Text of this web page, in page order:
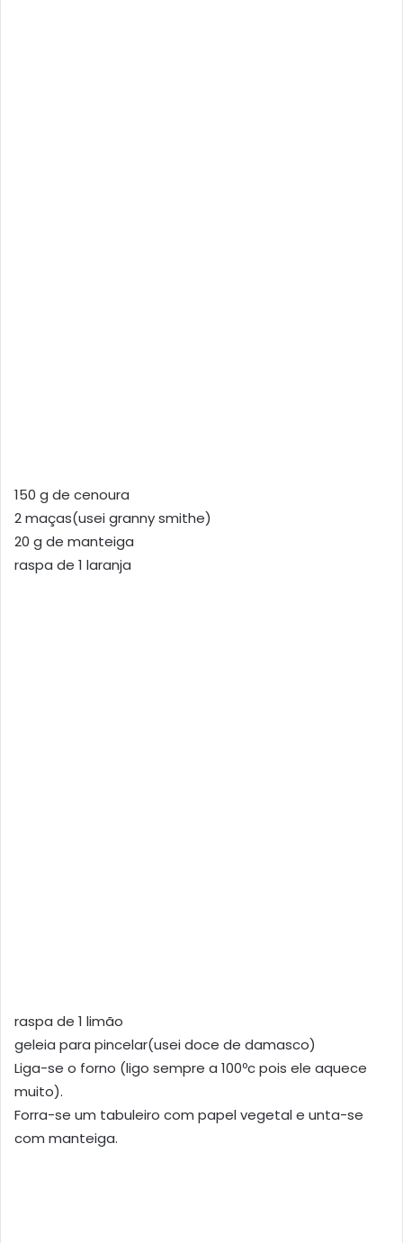
150 g de cenoura
2 maças(usei granny smithe)
20 g de manteiga
raspa de 1 laranja
raspa de 1 limão
geleia para pincelar(usei doce de damasco)
Liga-se o forno (ligo sempre a 100ºc pois ele aquece
muito).
Forra-se um tabuleiro com papel vegetal e unta-se
com manteiga.